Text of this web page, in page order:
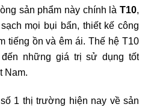
sản phẩm này chính là T10,
mọi bụi bẩn, thiết kế công
tiếng ồn và êm ái. Thế hệ T10
những giá trị sử dụng tốt
Nam.
1 thị trường hiện nay về sản